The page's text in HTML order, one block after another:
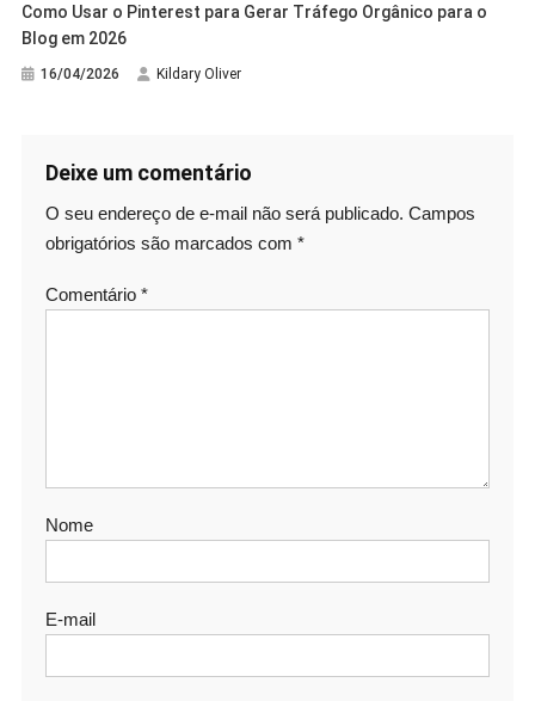
Como Usar o Pinterest para Gerar Tráfego Orgânico para o
Blog em 2026
16/04/2026 Kildary Oliver
Deixe um comentário
O seu endereço de e-mail não será publicado. Campos
obrigatórios são marcados com *
Comentário *
Nome
E-mail